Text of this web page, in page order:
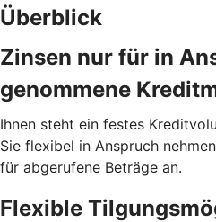
Überblick
Zinsen nur für in
genommene
Ihnen steht ein festes
Sie flexibel in Anspruch
für abgerufene Beträge an.
Flexible